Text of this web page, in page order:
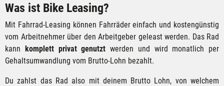
Was ist Bike Leasing?
Mit Fahrrad-Leasing können Fahrräder einfach und kostengünstig
vom Arbeitnehmer über den Arbeitgeber geleast werden. Das Rad
kann komplett privat genutzt werden und wird monatlich per
Gehaltsumwandlung vom Brutto-Lohn bezahlt.
Du zahlst das Rad also mit deinem Brutto Lohn, von welchem